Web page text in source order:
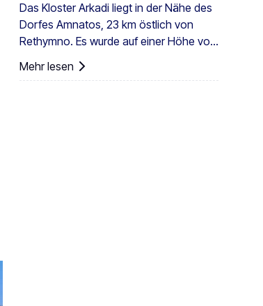
Das Kloster Arkadi liegt in der Nähe des
Dorfes Amnatos, 23 km östlich von
Rethymno. Es wurde auf einer Höhe von
500 m auf einem fruchtbaren ...
errichtet.
Mehr lesen